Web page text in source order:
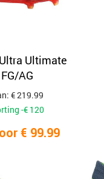
Ultimate
FG/AG
€ 219.99
-€ 120
€ 99.99